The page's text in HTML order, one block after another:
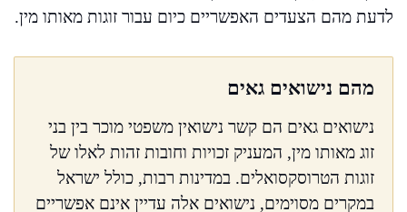
לדעת מהם הצעדים האפשריים כיום עבור זוגות מאותו מין.
מהם נישואים גאים
נישואים גאים הם קשר נישואין משפטי מוכר בין בני
זוג מאותו מין, המעניק זכויות וחובות זהות לאלו של
זוגות הטרוסקסואלים. במדינות רבות, כולל ישראל
במקרים מסוימים, נישואים אלה עדיין אינם אפשריים